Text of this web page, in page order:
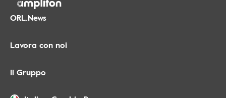
ORL.News
Lavora con noi
Il Gruppo